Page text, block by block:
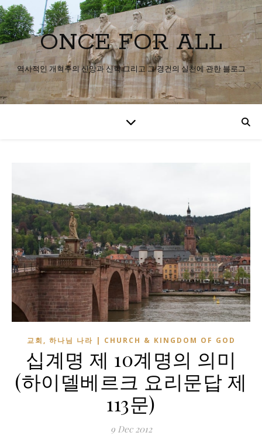
ONCE FOR ALL
역사적인 개혁주의 신앙과 신학 그리고 그 경건의 실천에 관한 블로그
교회, 하나님 나라 | CHURCH & KINGDOM OF GOD
십계명 제 10계명의 의미
(하이델베르크 요리문답 제
113문)
9 Dec 2012